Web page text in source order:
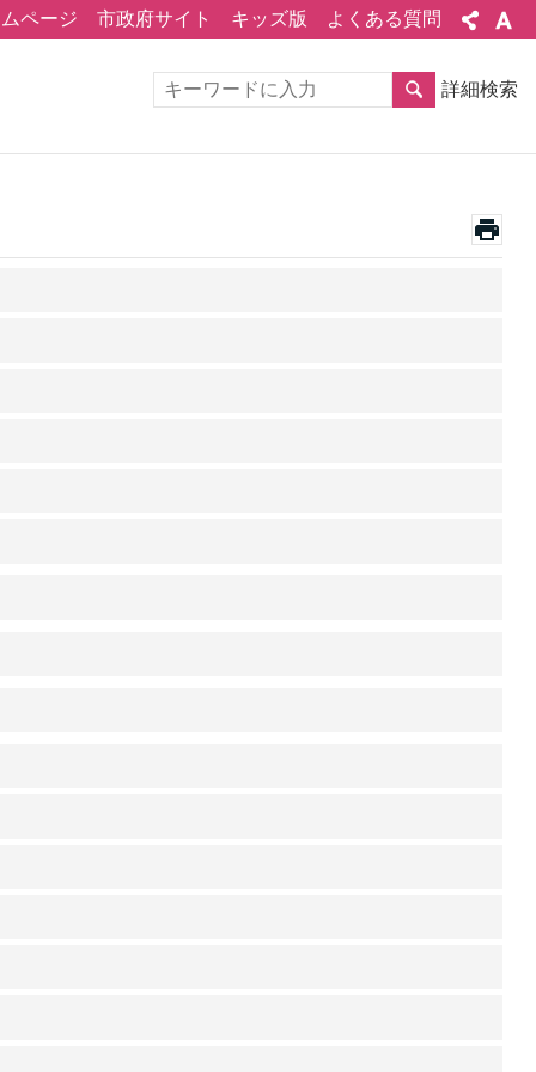
ページ 市政府サイト キッズ版 よくある質問
詳細検索